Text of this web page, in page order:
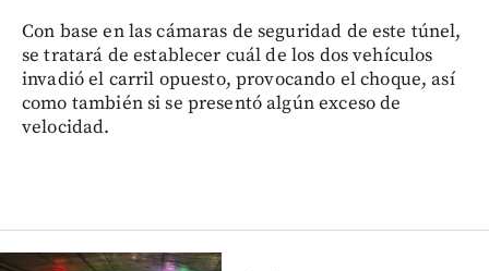
Con base en las cámaras de seguridad de este túnel,
se tratará de establecer cuál de los dos vehículos
invadió el carril opuesto, provocando el choque, así
como también si se presentó algún exceso de
velocidad.